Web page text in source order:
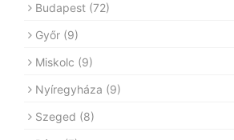
Budapest (72)
Győr (9)
Miskolc (9)
Nyíregyháza (9)
Szeged (8)